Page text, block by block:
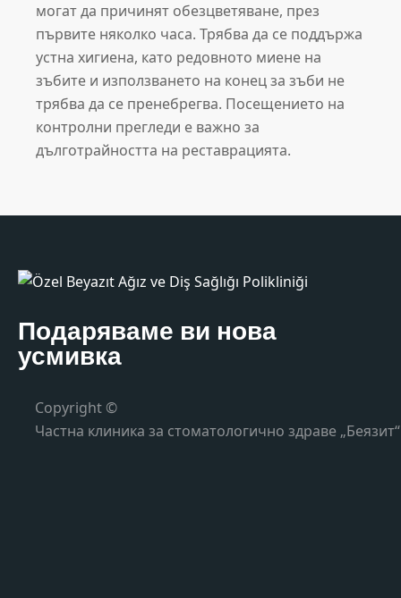
могат да причинят обезцветяване, през
първите няколко часа. Трябва да се поддържа
устна хигиена, като редовното миене на
зъбите и използването на конец за зъби не
трябва да се пренебрегва. Посещението на
контролни прегледи е важно за
дълготрайността на реставрацията.
Подаряваме ви нова
усмивка
Copyright ©
Частна клиника за стоматологично здраве „Беязит“